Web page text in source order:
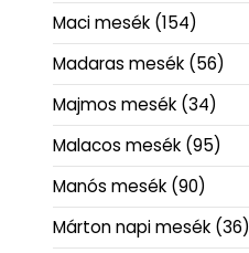
Maci mesék (154)
Madaras mesék (56)
Majmos mesék (34)
Malacos mesék (95)
Manós mesék (90)
Márton napi mesék (36)